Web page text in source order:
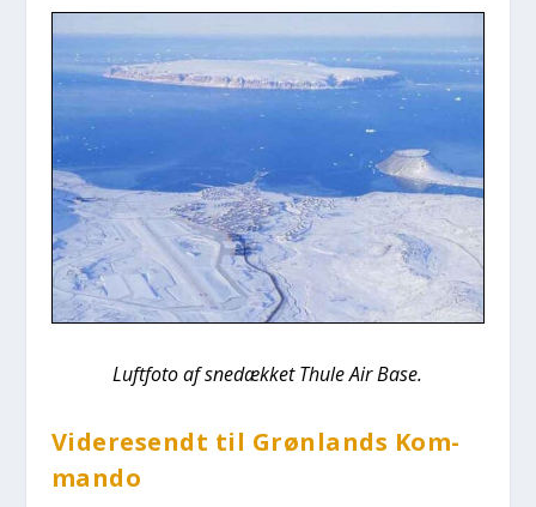
Luft­fo­to af sne­dæk­ket Thu­le Air Base.
Vide­re­sendt til Grøn­lands Kom­
man­do